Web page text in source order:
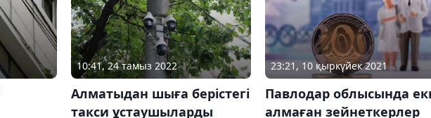
10:41, 24 тамыз 2022
Алматыдан шыға берістегі
такси ұстаушыларды
23:21, 10 қыркүйек 2021
Павлодар облысында
алмаған зейнеткерлер